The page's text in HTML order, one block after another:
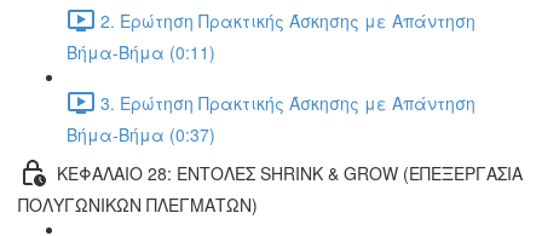
2. Ερώτηση Πρακτικής Άσκησης με Απάντηση
Βήμα-Βήμα (0:11)
3. Ερώτηση Πρακτικής Άσκησης με Απάντηση
Βήμα-Βήμα (0:37)
ΚΕΦΑΛΑΙΟ 28: ΕΝΤΟΛΕΣ SHRINK & GROW (ΕΠΕΞΕΡΓΑΣΙΑ
ΠΟΛΥΓΩΝΙΚΩΝ ΠΛΕΓΜΑΤΩΝ)